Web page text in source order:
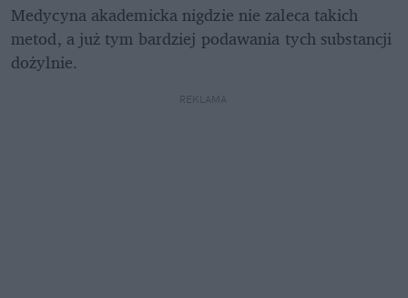
Medycyna akademicka nigdzie nie zaleca takich
metod, a już tym bardziej podawania tych substancji
dożylnie.
REKLAMA